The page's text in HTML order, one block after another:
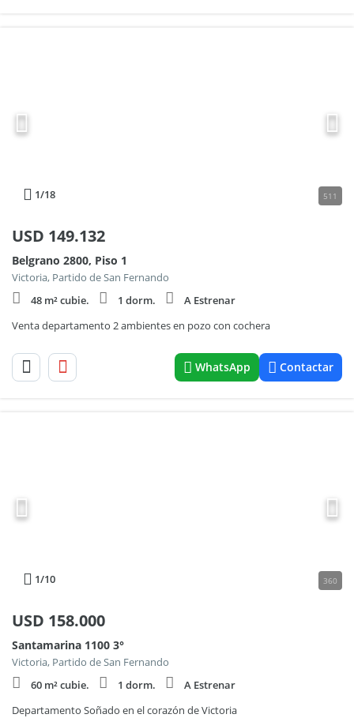
1/18 511
USD 149.132
Belgrano 2800, Piso 1
Victoria, Partido de San Fernando
48 m² cubie.
1 dorm.
A Estrenar
Venta departamento 2 ambientes en pozo con cochera
WhatsApp Contactar
1/10 360
USD 158.000
Santamarina 1100 3°
Victoria, Partido de San Fernando
60 m² cubie.
1 dorm.
A Estrenar
Departamento Soñado en el corazón de Victoria